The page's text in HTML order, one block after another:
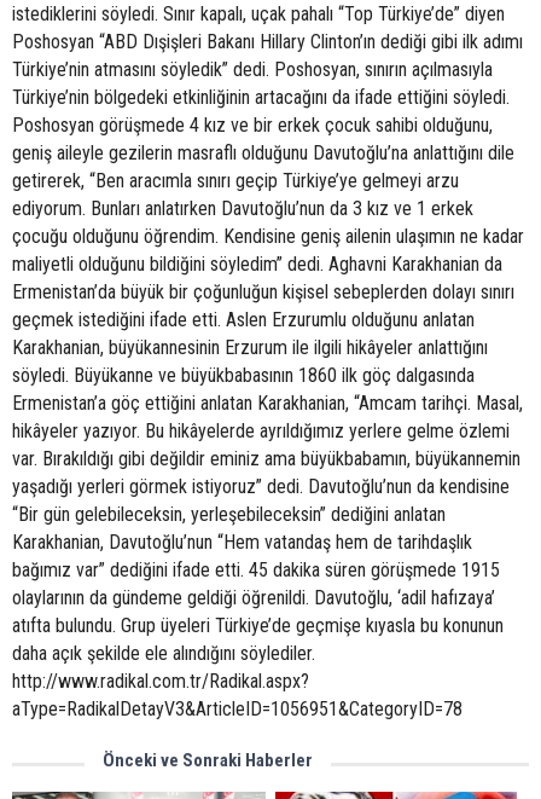
istediklerini söyledi. Sınır kapalı, uçak pahalı “Top Türkiye’de” diyen
Poshosyan “ABD Dışişleri Bakanı Hillary Clinton’ın dediği gibi ilk adımı
Türkiye’nin atmasını söyledik” dedi. Poshosyan, sınırın açılmasıyla
Türkiye’nin bölgedeki etkinliğinin artacağını da ifade ettiğini söyledi.
Poshosyan görüşmede 4 kız ve bir erkek çocuk sahibi olduğunu,
geniş aileyle gezilerin masraflı olduğunu Davutoğlu’na anlattığını dile
getirerek, “Ben aracımla sınırı geçip Türkiye’ye gelmeyi arzu
ediyorum. Bunları anlatırken Davutoğlu’nun da 3 kız ve 1 erkek
çocuğu olduğunu öğrendim. Kendisine geniş ailenin ulaşımın ne kadar
maliyetli olduğunu bildiğini söyledim” dedi. Aghavni Karakhanian da
Ermenistan’da büyük bir çoğunluğun kişisel sebeplerden dolayı sınırı
geçmek istediğini ifade etti. Aslen Erzurumlu olduğunu anlatan
Karakhanian, büyükannesinin Erzurum ile ilgili hikâyeler anlattığını
söyledi. Büyükanne ve büyükbabasının 1860 ilk göç dalgasında
Ermenistan’a göç ettiğini anlatan Karakhanian, “Amcam tarihçi. Masal,
hikâyeler yazıyor. Bu hikâyelerde ayrıldığımız yerlere gelme özlemi
var. Bırakıldığı gibi değildir eminiz ama büyükbabamın, büyükannemin
yaşadığı yerleri görmek istiyoruz” dedi. Davutoğlu’nun da kendisine
“Bir gün gelebileceksin, yerleşebileceksin” dediğini anlatan
Karakhanian, Davutoğlu’nun “Hem vatandaş hem de tarihdaşlık
bağımız var” dediğini ifade etti. 45 dakika süren görüşmede 1915
olaylarının da gündeme geldiği öğrenildi. Davutoğlu, ‘adil hafızaya’
atıfta bulundu. Grup üyeleri Türkiye’de geçmişe kıyasla bu konunun
daha açık şekilde ele alındığını söylediler.
http://www.radikal.com.tr/Radikal.aspx?
aType=RadikalDetayV3&ArticleID=1056951&CategoryID=78
Önceki ve Sonraki Haberler